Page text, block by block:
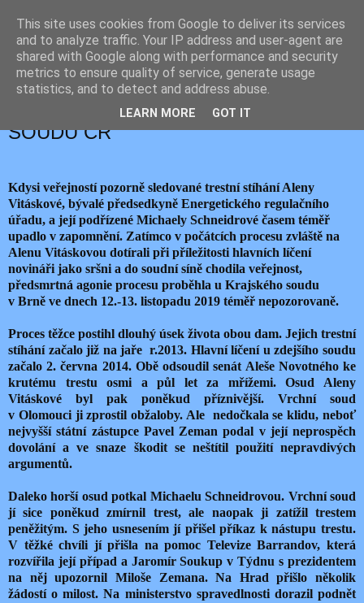
JEMELIK ZDENĚK
středa 13. listopadu 2019
ŽALOBCE PROTI NEJVYŠŠÍMU
SOUDU ČR
Kdysi veřejností pozorně sledované trestní stíhání Aleny
Vitáskové, bývalé předsedkyně Energetického regulačního
úřadu, a její podřízené Michaely Schneidrové časem téměř
upadlo v zapomnění. Zatímco v počátcích procesu zvláště na
Alenu Vitáskovou dotírali při příležitosti hlavních líčení
novináři jako sršni a do soudní síně chodila veřejnost,
předsmrtná agonie procesu proběhla u Krajského soudu
v Brně ve dnech 12.-13. listopadu 2019 téměř nepozorovaně.
Proces těžce postihl dlouhý úsek života obou dam. Jejich trestní
stíhání začalo již na jaře r.2013. Hlavní líčení u zdejšího soudu
začalo 2. června 2014. Obě odsoudil senát Aleše Novotného ke
krutému trestu osmi a půl let za mřížemi. Osud Aleny
Vitáskové byl pak poněkud příznivější. Vrchní soud
v Olomouci ji zprostil obžaloby. Ale nedočkala se klidu, neboť
nejvyšší státní zástupce Pavel Zeman podal v její neprospěch
dovolání a ve snaze škodit se neštítil použití nepravdivých
argumentů.
Daleko horší osud potkal Michaelu Schneidrovou. Vrchní soud
jí sice poněkud zmírnil trest, ale naopak ji zatížil trestem
peněžitým. S jeho usnesením jí přišel příkaz k nástupu trestu.
V těžké chvíli jí přišla na pomoc Televize Barrandov, která
rozvířila její případ a Jaromír Soukup v Týdnu s prezidentem
na něj upozornil Miloše Zemana. Na Hrad přišlo několik
žádostí o milost. Na ministerstvo spravedlnosti dorazil podnět
This site uses cookies from Google to deliver its services
and to analyze traffic. Your IP address and user-agent are
shared with Google along with performance and security
metrics to ensure quality of service, generate usage
statistics, and to detect and address abuse.
LEARN MORE GOT IT